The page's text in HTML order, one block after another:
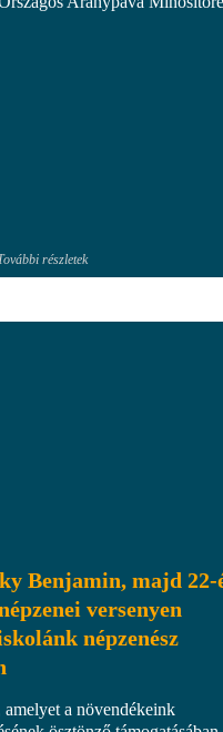
részletek
Benjamin, majd 22-
versenyen
népzenész
a növendékeink